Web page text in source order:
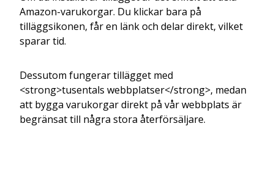
Amazon-varukorgar. Du klickar bara på
tilläggsikonen, får en länk och delar direkt, vilket
sparar tid.
Dessutom fungerar tillägget med
<strong>tusentals webbplatser</strong>, medan
att bygga varukorgar direkt på vår webbplats är
begränsat till några stora återförsäljare.